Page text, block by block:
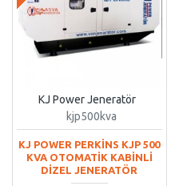
KJ Power Jeneratör
kjp500kva
KJ POWER PERKİNS KJP 500
KVA OTOMATİK KABİNLİ
DİZEL JENERATÖR